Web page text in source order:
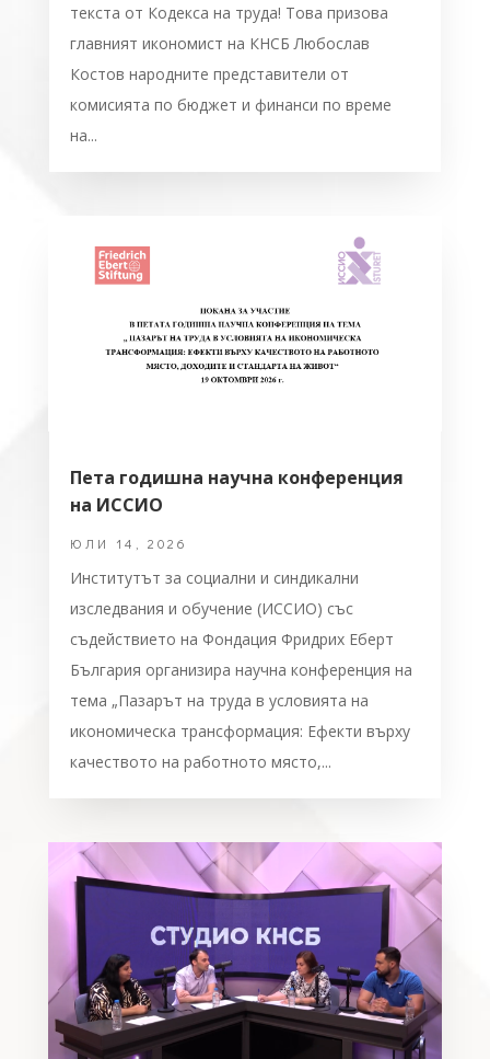
текста от Кодекса на труда! Това призова
главният икономист на КНСБ Любослав
Костов народните представители от
комисията по бюджет и финанси по време
на...
Пета годишна научна конференция
на ИССИО
ЮЛИ 14, 2026
Институтът за социални и синдикални
изследвания и обучение (ИССИО) със
съдействието на Фондация Фридрих Еберт
България организира научна конференция на
тема „Пазарът на труда в условията на
икономическа трансформация: Ефекти върху
качеството на работното място,...